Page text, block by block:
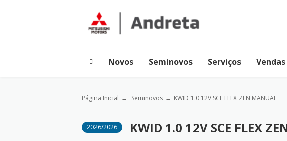
Novos Seminovos Serviços
Página Inicial Seminovos KWID 1.0 12V SCE FLEX ZEN MANUAL
2026/2026 KWID 1.0 12V SCE FLEX